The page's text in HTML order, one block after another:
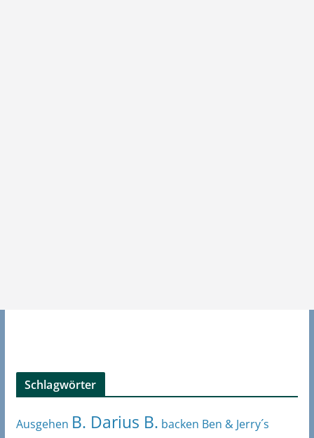
Schlagwörter
Ausgehen B. Darius B. backen Ben & Jerry´s